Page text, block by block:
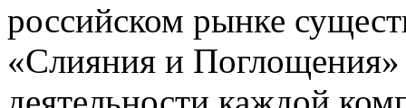
российском рынке
«Слияния и Поглощения»